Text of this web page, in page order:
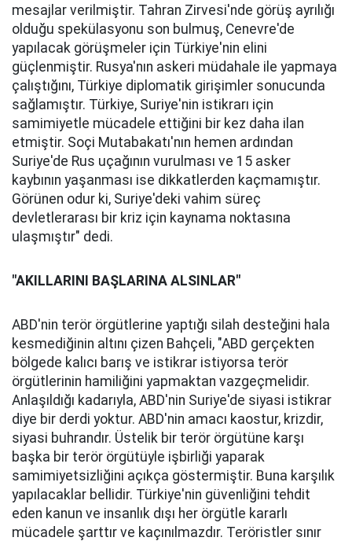
mesajlar verilmiştir. Tahran Zirvesi'nde görüş ayrılığı
olduğu spekülasyonu son bulmuş, Cenevre'de
yapılacak görüşmeler için Türkiye'nin elini
güçlenmiştir. Rusya'nın askeri müdahale ile yapmaya
çalıştığını, Türkiye diplomatik girişimler sonucunda
sağlamıştır. Türkiye, Suriye'nin istikrarı için
samimiyetle mücadele ettiğini bir kez daha ilan
etmiştir. Soçi Mutabakatı'nın hemen ardından
Suriye'de Rus uçağının vurulması ve 15 asker
kaybının yaşanması ise dikkatlerden kaçmamıştır.
Görünen odur ki, Suriye'deki vahim süreç
devletlerarası bir kriz için kaynama noktasına
ulaşmıştır" dedi.
"AKILLARINI BAŞLARINA ALSINLAR"
ABD'nin terör örgütlerine yaptığı silah desteğini hala
kesmediğinin altını çizen Bahçeli, "ABD gerçekten
bölgede kalıcı barış ve istikrar istiyorsa terör
örgütlerinin hamiliğini yapmaktan vazgeçmelidir.
Anlaşıldığı kadarıyla, ABD'nin Suriye'de siyasi istikrar
diye bir derdi yoktur. ABD'nin amacı kaostur, krizdir,
siyasi buhrandır. Üstelik bir terör örgütüne karşı
başka bir terör örgütüyle işbirliği yaparak
samimiyetsizliğini açıkça göstermiştir. Buna karşılık
yapılacaklar bellidir. Türkiye'nin güvenliğini tehdit
eden kanun ve insanlık dışı her örgütle kararlı
mücadele şarttır ve kaçınılmazdır. Teröristler sınır